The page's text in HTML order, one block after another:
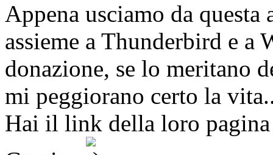
Appena usciamo da questa
assieme a Thunderbird e a
donazione, se lo meritano
mi peggiorano certo la
Hai il link della loro